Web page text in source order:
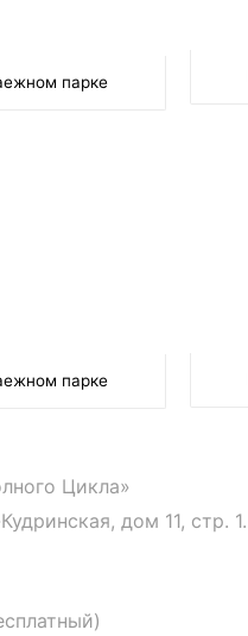
парке
парке
Цикла»
дом 11, стр. 1.